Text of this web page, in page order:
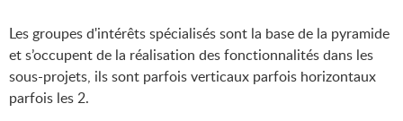
Les groupes d'intérêts spécialisés sont la base de la pyramide
et s’occupent de la réalisation des fonctionnalités dans les
sous-projets, ils sont parfois verticaux parfois horizontaux
parfois les 2.